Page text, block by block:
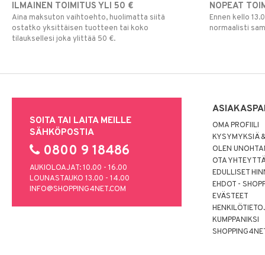
ILMAINEN TOIMITUS YLI 50 €
Aina maksuton vaihtoehto, huolimatta siitä
ostatko yksittäisen tuotteen tai koko
tilauksellesi joka ylittää 50 €.
NOPEAT
Ennen kello
normaalisti
SOITA TAI LAITA MEILLE
SÄHKÖPOSTIA
0800 9 18486
AUKIOLOAJAT: 10.00 - 16.00
LOUNASTAUKO 13.00 - 14.00
INFO@SHOPPING4NET.COM
OMA PROFIILI
KYSYMYKSIÄ
OLEN
OTA
EDULLISET
EHDOT -
EVÄSTEET
KUMPPANIKSI